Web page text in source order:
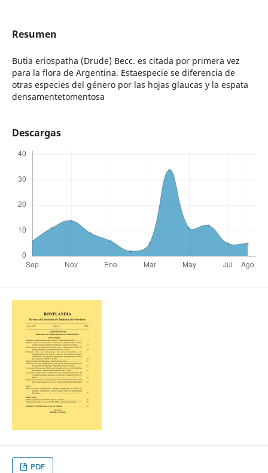
Resumen
Butia eriospatha (Drude) Becc. es citada por primera vez
para la flora de Argentina. Estaespecie se diferencia de
otras especies del género por las hojas glaucas y la espata
densamentetomentosa
Descargas
PDF